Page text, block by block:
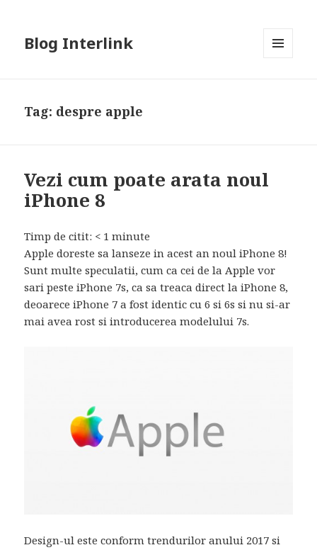
Blog Interlink
Tag: despre apple
Vezi cum poate arata noul
iPhone 8
Timp de citit: < 1 minute
Apple doreste sa lanseze in acest an noul iPhone 8!
Sunt multe speculatii, cum ca cei de la Apple vor
sari peste iPhone 7s, ca sa treaca direct la iPhone 8,
deoarece iPhone 7 a fost identic cu 6 si 6s si nu si-ar
mai avea rost si introducerea modelului 7s.
Design-ul este conform trendurilor anului 2017 si